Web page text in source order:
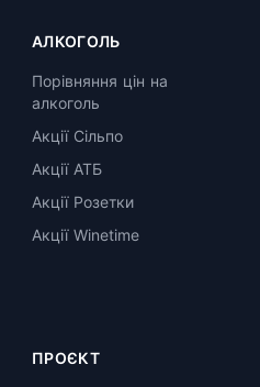
АЛКОГОЛЬ
Порівняння цін на
алкоголь
Акції Сільпо
Акції АТБ
Акції Розетки
Акції Winetime
ПРОЄКТ